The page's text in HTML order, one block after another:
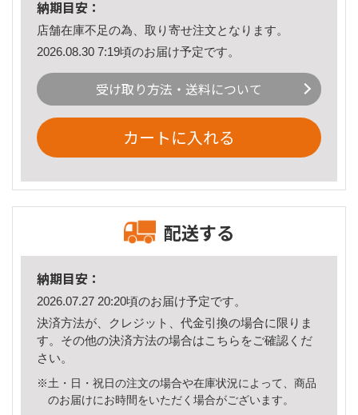
納期目安：
店舗在庫不足の為、取り寄せ注文となります。
2026.08.30 7:19頃のお届け予定です。
受け取り方法・送料について
カートに入れる
配送する
納期目安：
2026.07.27 20:20頃のお届け予定です。
決済方法が、クレジット、代金引換の場合に限りま
す。その他の決済方法の場合はこちら をご確認くだ
さい。
※土・日・祝日の注文の場合や在庫状況によって、商品
のお届けにお時間をいただく場合がございます。